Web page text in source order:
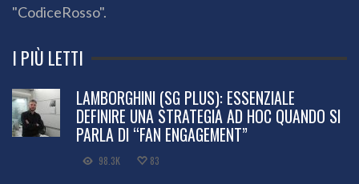
"CodiceRosso".
I PIÙ LETTI
LAMBORGHINI (SG PLUS): ESSENZIALE
DEFINIRE UNA STRATEGIA AD HOC QUANDO SI
PARLA DI “FAN ENGAGEMENT”
98.3K 83